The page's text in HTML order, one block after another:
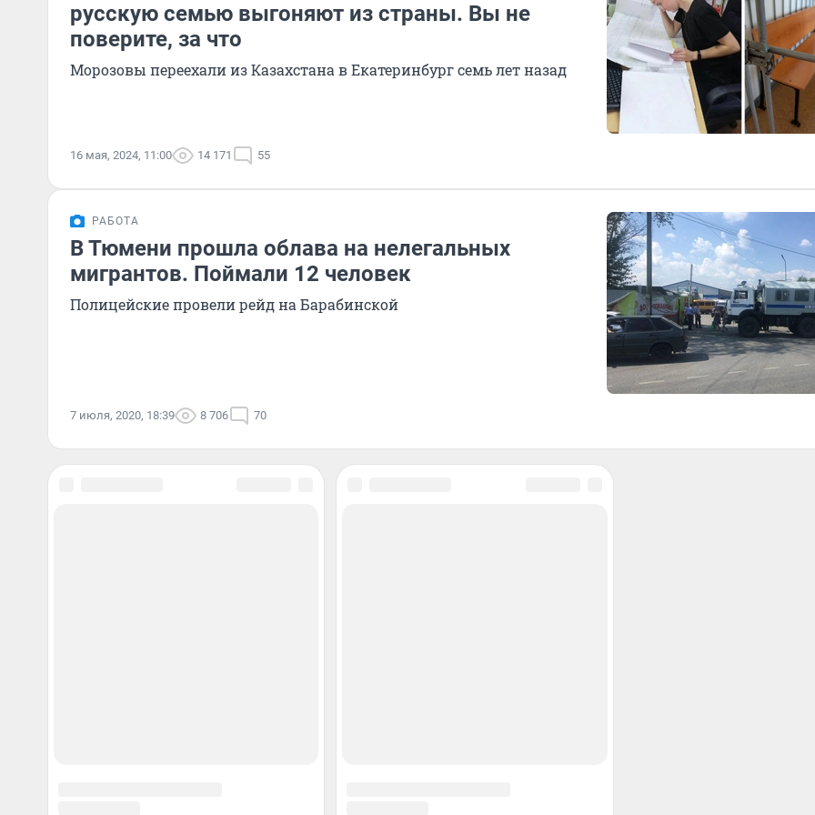
русскую семью выгоняют из страны. Вы не
поверите, за что
Морозовы переехали из Казахстана в Екатеринбург семь лет назад
16 мая, 2024, 11:00 14 171 55
РАБОТА
В Тюмени прошла облава на нелегальных
мигрантов. Поймали 12 человек
Полицейские провели рейд на Барабинской
7 июля, 2020, 18:39 8 706 70